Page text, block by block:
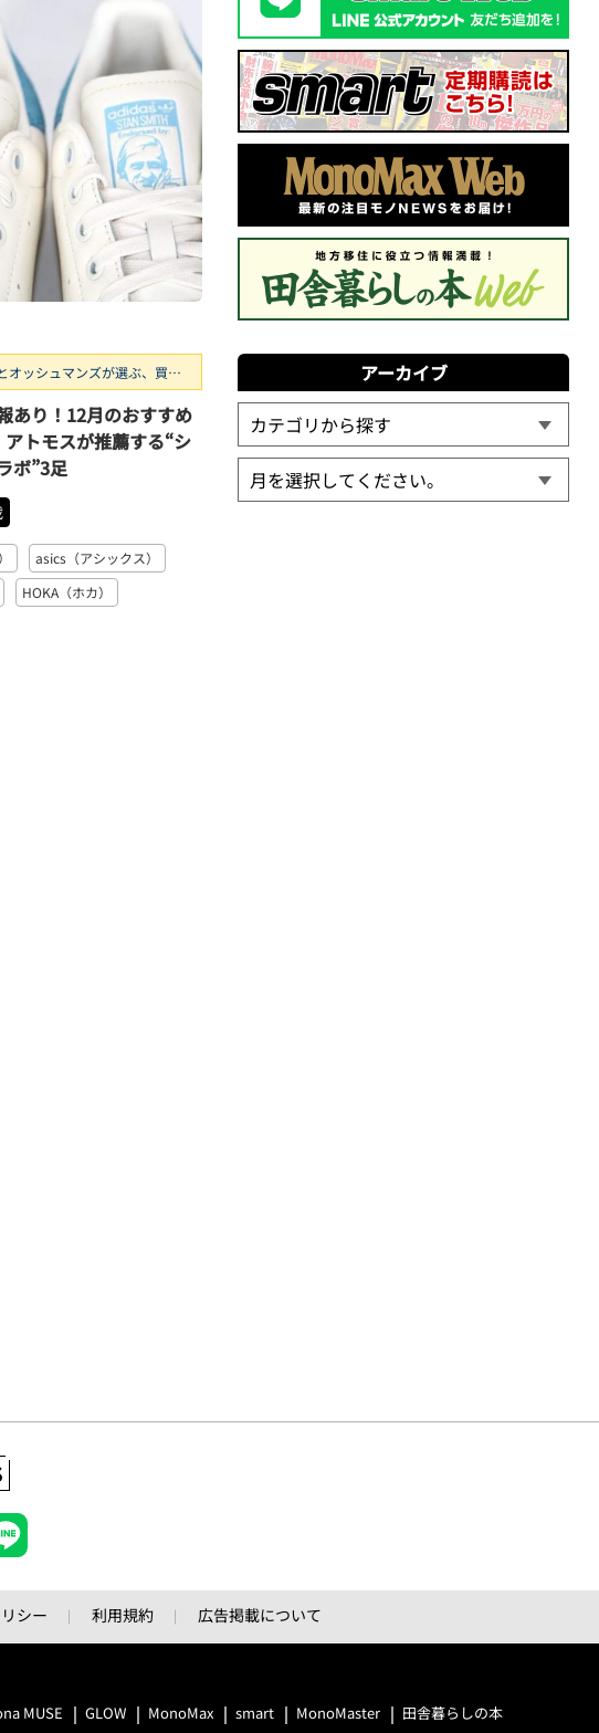
オッシュマンズが選ぶ、買う
カー3選。
あり！12月のおすすめ
トモスが推薦する“シ
ボ”3足
asics（アシックス）
HOKA（ホカ）
アーカイブ
シー 利用規約 広告掲載について
MUSE GLOW MonoMax smart MonoMaster 田舎暮らしの本